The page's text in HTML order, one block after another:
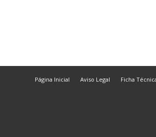
Página Inicial Aviso Legal Ficha